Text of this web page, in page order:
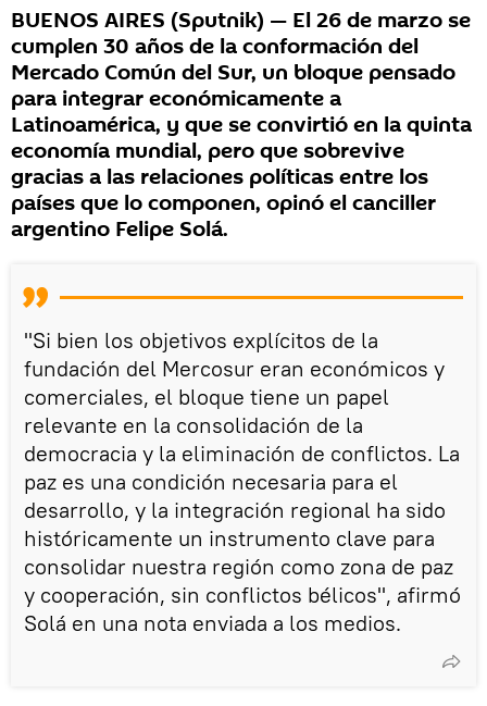
BUENOS AIRES (Sputnik) — El 26 de marzo se
cumplen 30 años de la conformación del
Mercado Común del Sur, un bloque pensado
para integrar económicamente a
Latinoamérica, y que se convirtió en la quinta
economía mundial, pero que sobrevive
gracias a las relaciones políticas entre los
países que lo componen, opinó el canciller
argentino Felipe Solá.
"Si bien los objetivos explícitos de la
fundación del Mercosur eran económicos y
comerciales, el bloque tiene un papel
relevante en la consolidación de la
democracia y la eliminación de conflictos. La
paz es una condición necesaria para el
desarrollo, y la integración regional ha sido
históricamente un instrumento clave para
consolidar nuestra región como zona de paz
y cooperación, sin conflictos bélicos", afirmó
Solá en una nota enviada a los medios.